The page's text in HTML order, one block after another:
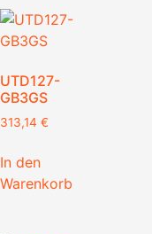
UTD127-
GB3GS
313,14 €
In den
Warenkorb